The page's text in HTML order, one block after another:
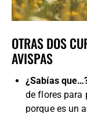
OTRAS DOS
AVISPAS
¿Sabías
de flores para
porque es un